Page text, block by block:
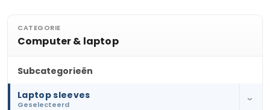
CATEGORIE
Computer & laptop
Subcategorieën
Laptop sleeves
Geselecteerd
›